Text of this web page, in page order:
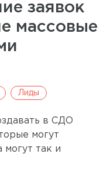
заявок
массовые
Лиды
в СДО
могут
могут так и